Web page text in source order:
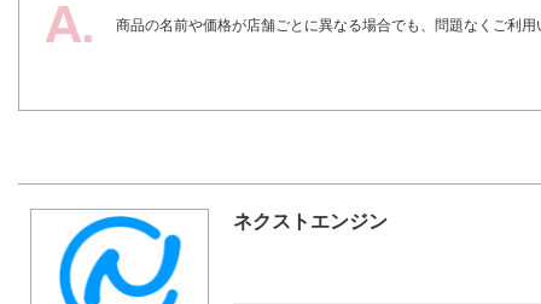
商品の名前や価格が店舗ごとに異なる場合でも、問題なくご利用
ネクストエンジン